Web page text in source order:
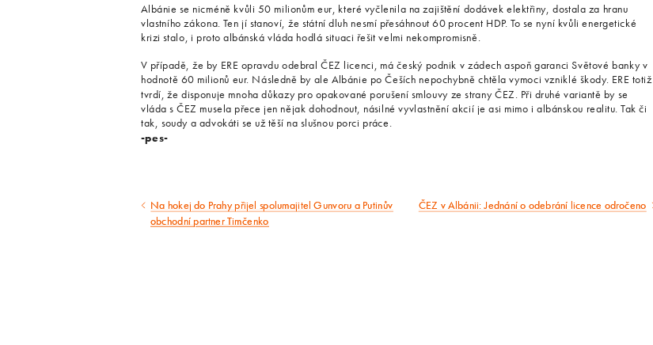
Albánie se nicméně kvůli 50 milionům eur, které vyčlenila na zajištění dodávek elektřiny, dostala za hranu
vlastního zákona. Ten jí stanoví, že státní dluh nesmí přesáhnout 60 procent HDP. To se nyní kvůli energetické
krizi stalo, i proto albánská vláda hodlá situaci řešit velmi nekompromisně.
V případě, že by ERE opravdu odebral ČEZ licenci, má český podnik v zádech aspoň garanci Světové banky v
hodnotě 60 milionů eur. Následně by ale Albánie po Češích nepochybně chtěla vymoci vzniklé škody. ERE totiž
tvrdí, že disponuje mnoha důkazy pro opakované porušení smlouvy ze strany ČEZ. Při druhé variantě by se
vláda s ČEZ musela přece jen nějak dohodnout, násilné vyvlastnění akcií je asi mimo i albánskou realitu. Tak či
tak, soudy a advokáti se už těší na slušnou porci práce.
-pes-
Předcházející
Na hokej do Prahy přijel spolumajitel Gunvoru a Putinův
obchodní partner Timčenko
Následující
ČEZ v Albánii: Jednání o odebrání licence odročeno